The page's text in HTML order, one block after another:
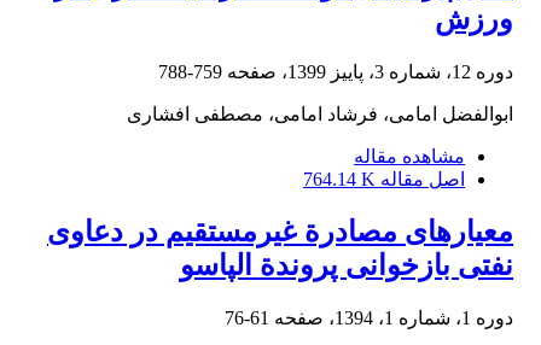
ورزش
دوره 12، شماره 3، پاییز 1399، صفحه 759-788
ابوالفضل امامی، فرشاد امامی، مصطفی افشاری
مشاهده مقاله
اصل مقاله 764.14 K
معیار‌های مصادرة غیرمستقیم در دعاوی
نفتی بازخوانی پروندة الپاسو
دوره 1، شماره 1، 1394، صفحه 61-76